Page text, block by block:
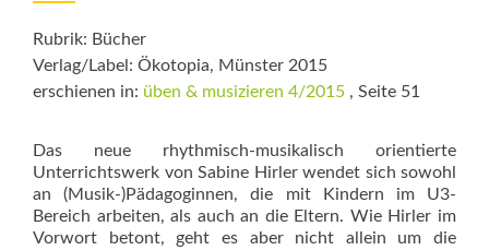
Rubrik: Bücher
Verlag/Label: Ökotopia, Münster 2015
erschienen in: üben & musizieren 4/2015 , Seite 51
Das neue rhythmisch-musikalisch orientierte
Unterrichtswerk von Sabine Hirler wendet sich sowohl
an (Musik-)Pädagoginnen, die mit Kindern im U3-
Bereich arbeiten, als auch an die Eltern. Wie Hirler im
Vorwort betont, geht es aber nicht allein um die